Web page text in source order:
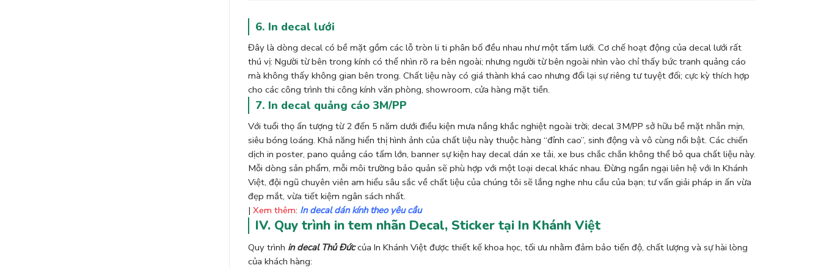
6. In decal lưới
Đây là dòng decal có bề mặt gồm các lỗ tròn li ti phân bố đều nhau như một tấm lưới. Cơ chế hoạt động của decal lưới rất
thú vị: Người từ bên trong kính có thể nhìn rõ ra bên ngoài; nhưng người từ bên ngoài nhìn vào chỉ thấy bức tranh quảng cáo
mà không thấy không gian bên trong. Chất liệu này có giá thành khá cao nhưng đổi lại sự riêng tư tuyệt đối; cực kỳ thích hợp
cho các công trình thi công kính văn phòng, showroom, cửa hàng mặt tiền.
7. In decal quảng cáo 3M/PP
Với tuổi thọ ấn tượng từ 2 đến 5 năm dưới điều kiện mưa nắng khắc nghiệt ngoài trời; decal 3M/PP sở hữu bề mặt nhẵn mịn,
siêu bóng loáng. Khả năng hiển thị hình ảnh của chất liệu này thuộc hàng “đỉnh cao”, sinh động và vô cùng nổi bật. Các chiến
dịch in poster, pano quảng cáo tấm lớn, banner sự kiện hay decal dán xe tải, xe bus chắc chắn không thể bỏ qua chất liệu này.
Mỗi dòng sản phẩm, mỗi môi trường bảo quản sẽ phù hợp với một loại decal khác nhau. Đừng ngần ngại liên hệ với In Khánh
Việt, đội ngũ chuyên viên am hiểu sâu sắc về chất liệu của chúng tôi sẽ lắng nghe nhu cầu của bạn; tư vấn giải pháp in ấn vừa
đẹp mắt, vừa tiết kiệm ngân sách nhất.
| Xem thêm: In decal dán kính theo yêu cầu
IV. Quy trình in tem nhãn Decal, Sticker tại In Khánh Việt
Quy trình in decal Thủ Đứccủa In Khánh Việt được thiết kế khoa học, tối ưu nhằm đảm bảo tiến độ, chất lượng và sự hài lòng
của khách hàng: